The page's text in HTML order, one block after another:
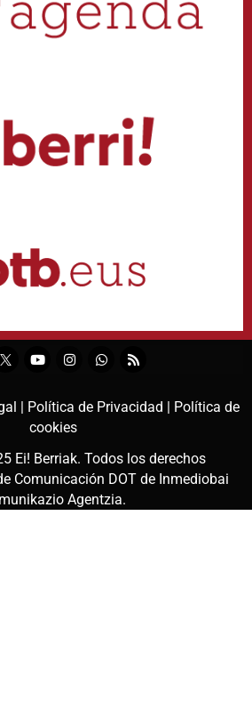
| Política de Privacidad |
Política de
cookies
Ei! Berriak. Todos los derechos
Comunicación DOT de Inmediobai
Agentzia.